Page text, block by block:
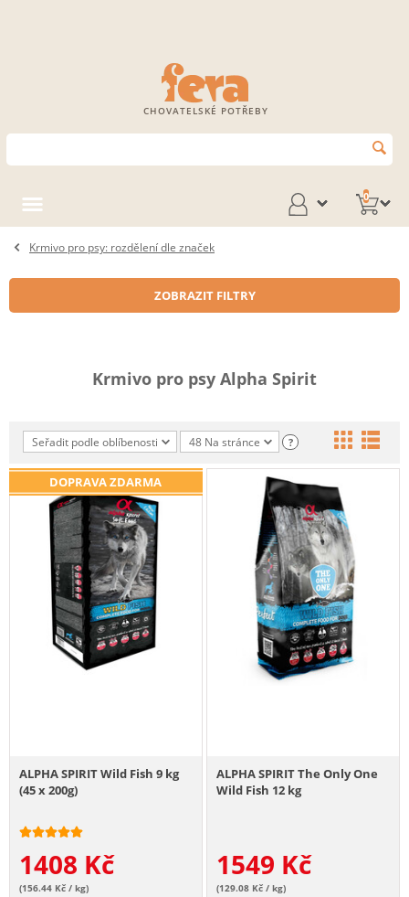
CHOVATELSKÉ POTŘEBY
0
Krmivo pro psy: rozdělení dle značek
ZOBRAZIT FILTRY
Krmivo pro psy Alpha Spirit
Seřadit podle oblíbenosti 48 Na stránce ?
ALPHA SPIRIT Wild Fish 9 kg
(45 x 200g)
1408 Kč
(156.44 Kč / kg)
DOPRAVA ZDARMA
ALPHA SPIRIT The Only One
Wild Fish 12 kg
1549 Kč
(129.08 Kč / kg)